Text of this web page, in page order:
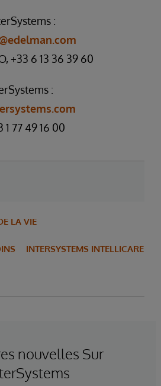
:
+33 6 13 36 39 60
:
1 77 49 16 00
LA VIE
INTERSYSTEMS INTELLICARE
nouvelles Sur